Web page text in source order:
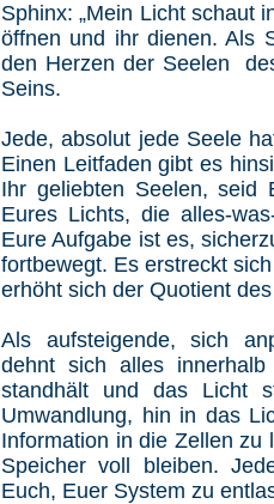
Sphinx: „Mein Licht schaut
öffnen und ihr dienen. Als
den Herzen der Seelen
Seins.
Jede, absolut jede Seele
Einen Leitfaden gibt es
Ihr geliebten Seelen, seid
Eures Lichts, die alles-
Eure Aufgabe ist es,
fortbewegt. Es erstreckt
erhöht sich der Quotient
Als aufsteigende, sich
dehnt sich alles
standhält und das Licht
Umwandlung, hin in das
Information in die Zellen zu
Speicher voll bleiben.
Euch, Euer System zu